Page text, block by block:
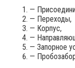
—
— Переходы,
— Корпус,
—
— Запорное
—